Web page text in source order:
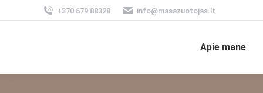
+370 679 88328 info@masazuotojas.lt
Apie mane